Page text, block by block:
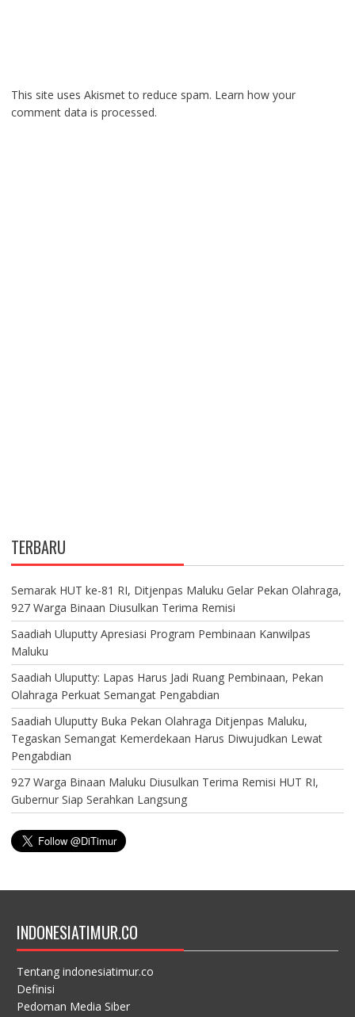
This site uses Akismet to reduce spam. Learn how your
comment data is processed.
TERBARU
Semarak HUT ke-81 RI, Ditjenpas Maluku Gelar Pekan Olahraga,
927 Warga Binaan Diusulkan Terima Remisi
Saadiah Uluputty Apresiasi Program Pembinaan Kanwilpas
Maluku
Saadiah Uluputty: Lapas Harus Jadi Ruang Pembinaan, Pekan
Olahraga Perkuat Semangat Pengabdian
Saadiah Uluputty Buka Pekan Olahraga Ditjenpas Maluku,
Tegaskan Semangat Kemerdekaan Harus Diwujudkan Lewat
Pengabdian
927 Warga Binaan Maluku Diusulkan Terima Remisi HUT RI,
Gubernur Siap Serahkan Langsung
INDONESIATIMUR.CO
Tentang indonesiatimur.co
Definisi
Pedoman Media Siber